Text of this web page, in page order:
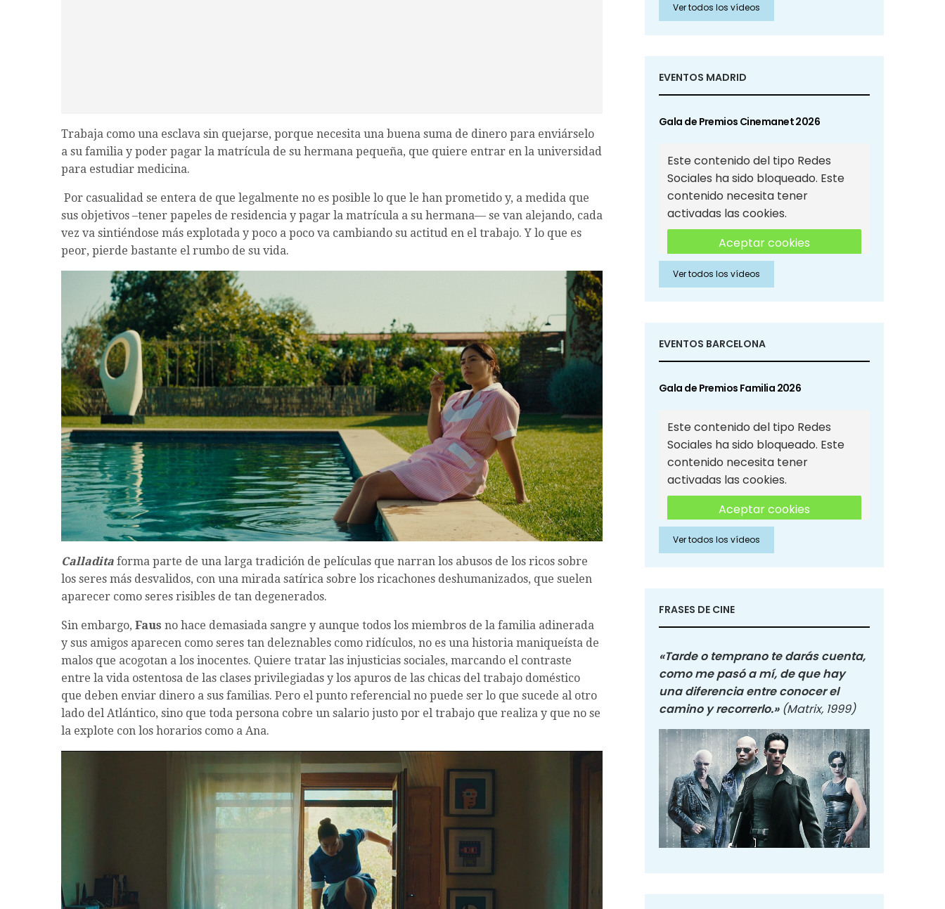
Trabaja como una esclava sin quejarse, porque necesita una buena suma de dinero para enviárselo
a su familia y poder pagar la matrícula de su hermana pequeña, que quiere entrar en la universidad
para estudiar medicina.
Por casualidad se entera de que legalmente no es posible lo que le han prometido y, a medida que
sus objetivos –tener papeles de residencia y pagar la matrícula a su hermana— se van alejando, cada
vez va sintiéndose más explotada y poco a poco va cambiando su actitud en el trabajo. Y lo que es
peor, pierde bastante el rumbo de su vida.
Calladita forma parte de una larga tradición de películas que narran los abusos de los ricos sobre
los seres más desvalidos, con una mirada satírica sobre los ricachones deshumanizados, que suelen
aparecer como seres risibles de tan degenerados.
Sin embargo, Faus no hace demasiada sangre y aunque todos los miembros de la familia adinerada
y sus amigos aparecen como seres tan deleznables como ridículos, no es una historia maniqueísta de
malos que acogotan a los inocentes. Quiere tratar las injusticias sociales, marcando el contraste
entre la vida ostentosa de las clases privilegiadas y los apuros de las chicas del trabajo doméstico
que deben enviar dinero a sus familias. Pero el punto referencial no puede ser lo que sucede al otro
lado del Atlántico, sino que toda persona cobre un salario justo por el trabajo que realiza y que no se
la explote con los horarios como a Ana.
Aceptar cookies de Redes
Sociales
Ver todos los vídeos
EVENTOS MADRID
Gala de Premios Cinemanet 2026
Este contenido del tipo Redes
Sociales ha sido bloqueado. Este
contenido necesita tener
activadas las cookies.
Aceptar cookies
Aceptar cookies de Redes
Sociales
Ver todos los vídeos
EVENTOS BARCELONA
Gala de Premios Familia 2026
Este contenido del tipo Redes
Sociales ha sido bloqueado. Este
contenido necesita tener
activadas las cookies.
Aceptar cookies
Aceptar cookies de Redes
Sociales
Ver todos los vídeos
FRASES DE CINE
«Tarde o temprano te darás cuenta,
como me pasó a mí, de que hay
una diferencia entre conocer el
camino y recorrerlo.» (Matrix, 1999)